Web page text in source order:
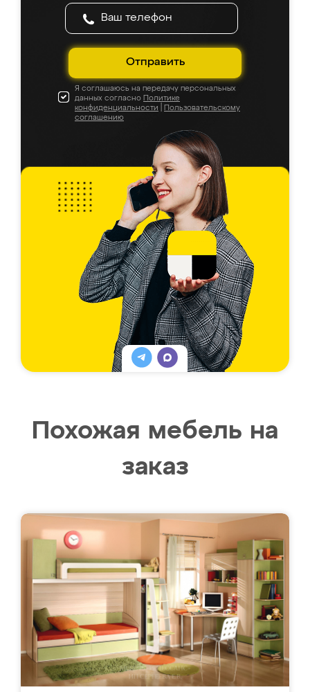
Отправить
Я соглашаюсь на передачу персональных
данных согласно Политике
конфиденциальности
Пользовательскому
соглашению
Похожая мебель на
заказ